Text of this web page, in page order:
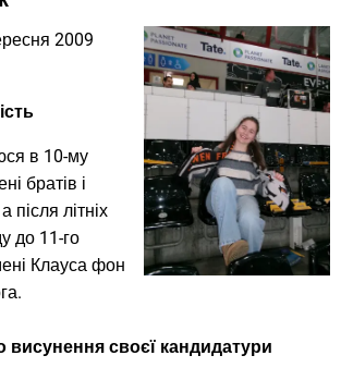
2009
в 10-му
братів і
після літніх
до 11-го
Клауса фон
висунення своєї кандидатури